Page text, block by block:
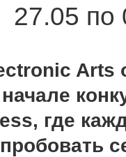
27.05 по
Arts
где